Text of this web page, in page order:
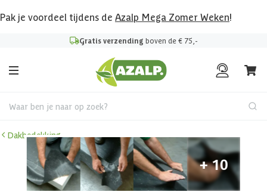
Pak je voordeel tijdens de Azalp Mega Zomer Weken!
Gratis verzending boven de € 75,-
Waar ben je naar op zoek?
Dakbedekking